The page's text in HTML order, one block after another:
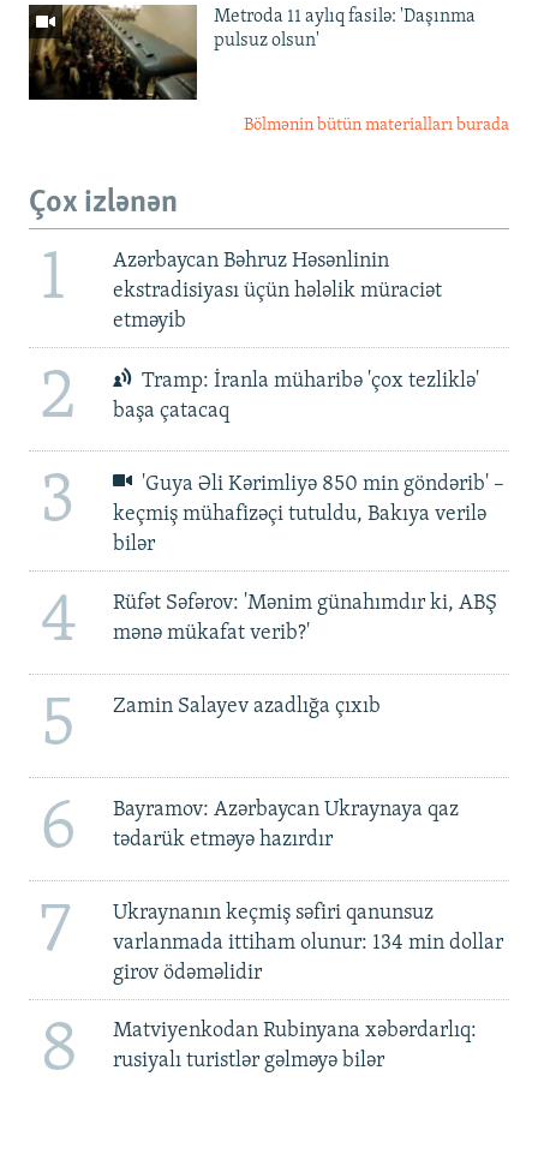
Metroda 11 aylıq fasilə: 'Daşınma
pulsuz olsun'
Bölmənin bütün materialları burada
Çox izlənən
1
Azərbaycan Bəhruz Həsənlinin
ekstradisiyası üçün hələlik müraciət
etməyib
2
Tramp: İranla müharibə 'çox tezliklə'
başa çatacaq
3
'Guya Əli Kərimliyə 850 min göndərib' –
keçmiş mühafizəçi tutuldu, Bakıya verilə
bilər
4
Rüfət Səfərov: 'Mənim günahımdır ki, ABŞ
mənə mükafat verib?'
5 Zamin Salayev azadlığa çıxıb
6
Bayramov: Azərbaycan Ukraynaya qaz
tədarük etməyə hazırdır
7
Ukraynanın keçmiş səfiri qanunsuz
varlanmada ittiham olunur: 134 min dollar
girov ödəməlidir
8
Matviyenkodan Rubinyana xəbərdarlıq:
rusiyalı turistlər gəlməyə bilər